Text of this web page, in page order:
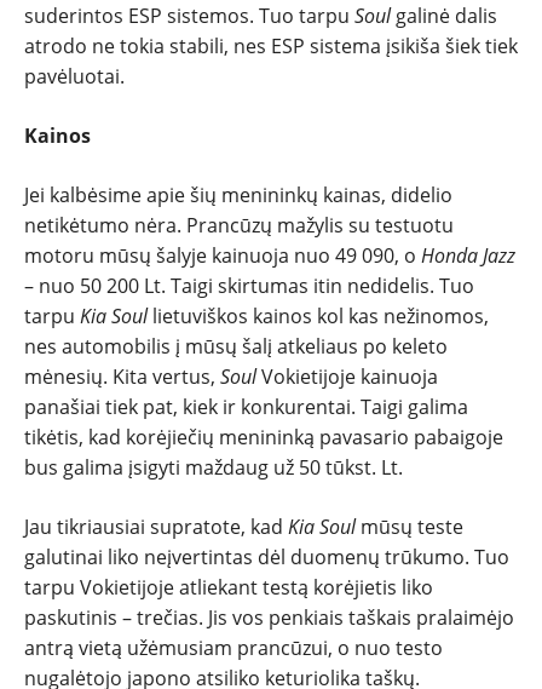
suderintos ESP sistemos. Tuo tarpu Soulgalinė dalis
atrodo ne tokia stabili, nes ESP sistema įsikiša šiek tiek
pavėluotai.
Kainos
Jei kalbėsime apie šių menininkų kainas, didelio
netikėtumo nėra. Prancūzų mažylis su testuotu
motoru mūsų šalyje kainuoja nuo 49 090, o Honda Jazz
– nuo 50 200 Lt. Taigi skirtumas itin nedidelis. Tuo
tarpu Kia Soullietuviškos kainos kol kas nežinomos,
nes automobilis į mūsų šalį atkeliaus po keleto
mėnesių. Kita vertus, SoulVokietijoje kainuoja
panašiai tiek pat, kiek ir konkurentai. Taigi galima
tikėtis, kad korėjiečių menininką pavasario pabaigoje
bus galima įsigyti maždaug už 50 tūkst. Lt.
Jau tikriausiai supratote, kad Kia Soulmūsų teste
galutinai liko neįvertintas dėl duomenų trūkumo. Tuo
tarpu Vokietijoje atliekant testą korėjietis liko
paskutinis – trečias. Jis vos penkiais taškais pralaimėjo
antrą vietą užėmusiam prancūzui, o nuo testo
nugalėtojo japono atsiliko keturiolika taškų.